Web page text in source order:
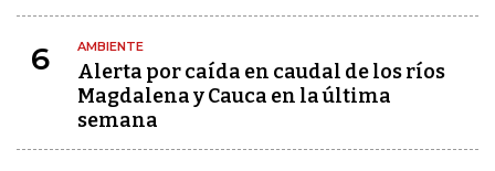
6 AMBIENTE
Alerta por caída en caudal de los ríos
Magdalena y Cauca en la última
semana